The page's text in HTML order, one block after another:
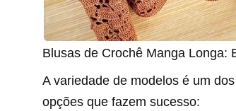
Blusas de Crochê Manga Longa:
A variedade de modelos é um
opções que fazem sucesso: